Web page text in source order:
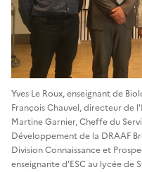
Yves Le Roux, enseignant de
François Chauvel, directeur de
Martine Garnier, Cheffe du
Développement de la DRAAF
Division Connaissance et
enseignante d'ESC au lycée de